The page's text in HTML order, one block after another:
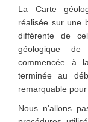
La Carte
réalisée sur une
différente de
géologique
commencée à
terminée au
remarquable
Nous n'allons